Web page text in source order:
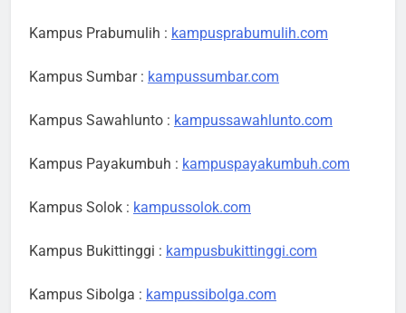
Kampus Prabumulih : kampusprabumulih.com
Kampus Sumbar : kampussumbar.com
Kampus Sawahlunto : kampussawahlunto.com
Kampus Payakumbuh : kampuspayakumbuh.com
Kampus Solok : kampussolok.com
Kampus Bukittinggi : kampusbukittinggi.com
Kampus Sibolga : kampussibolga.com